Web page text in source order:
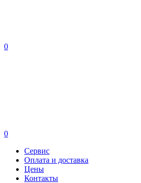
0
0
Сервис
Оплата и доставка
Цены
Контакты